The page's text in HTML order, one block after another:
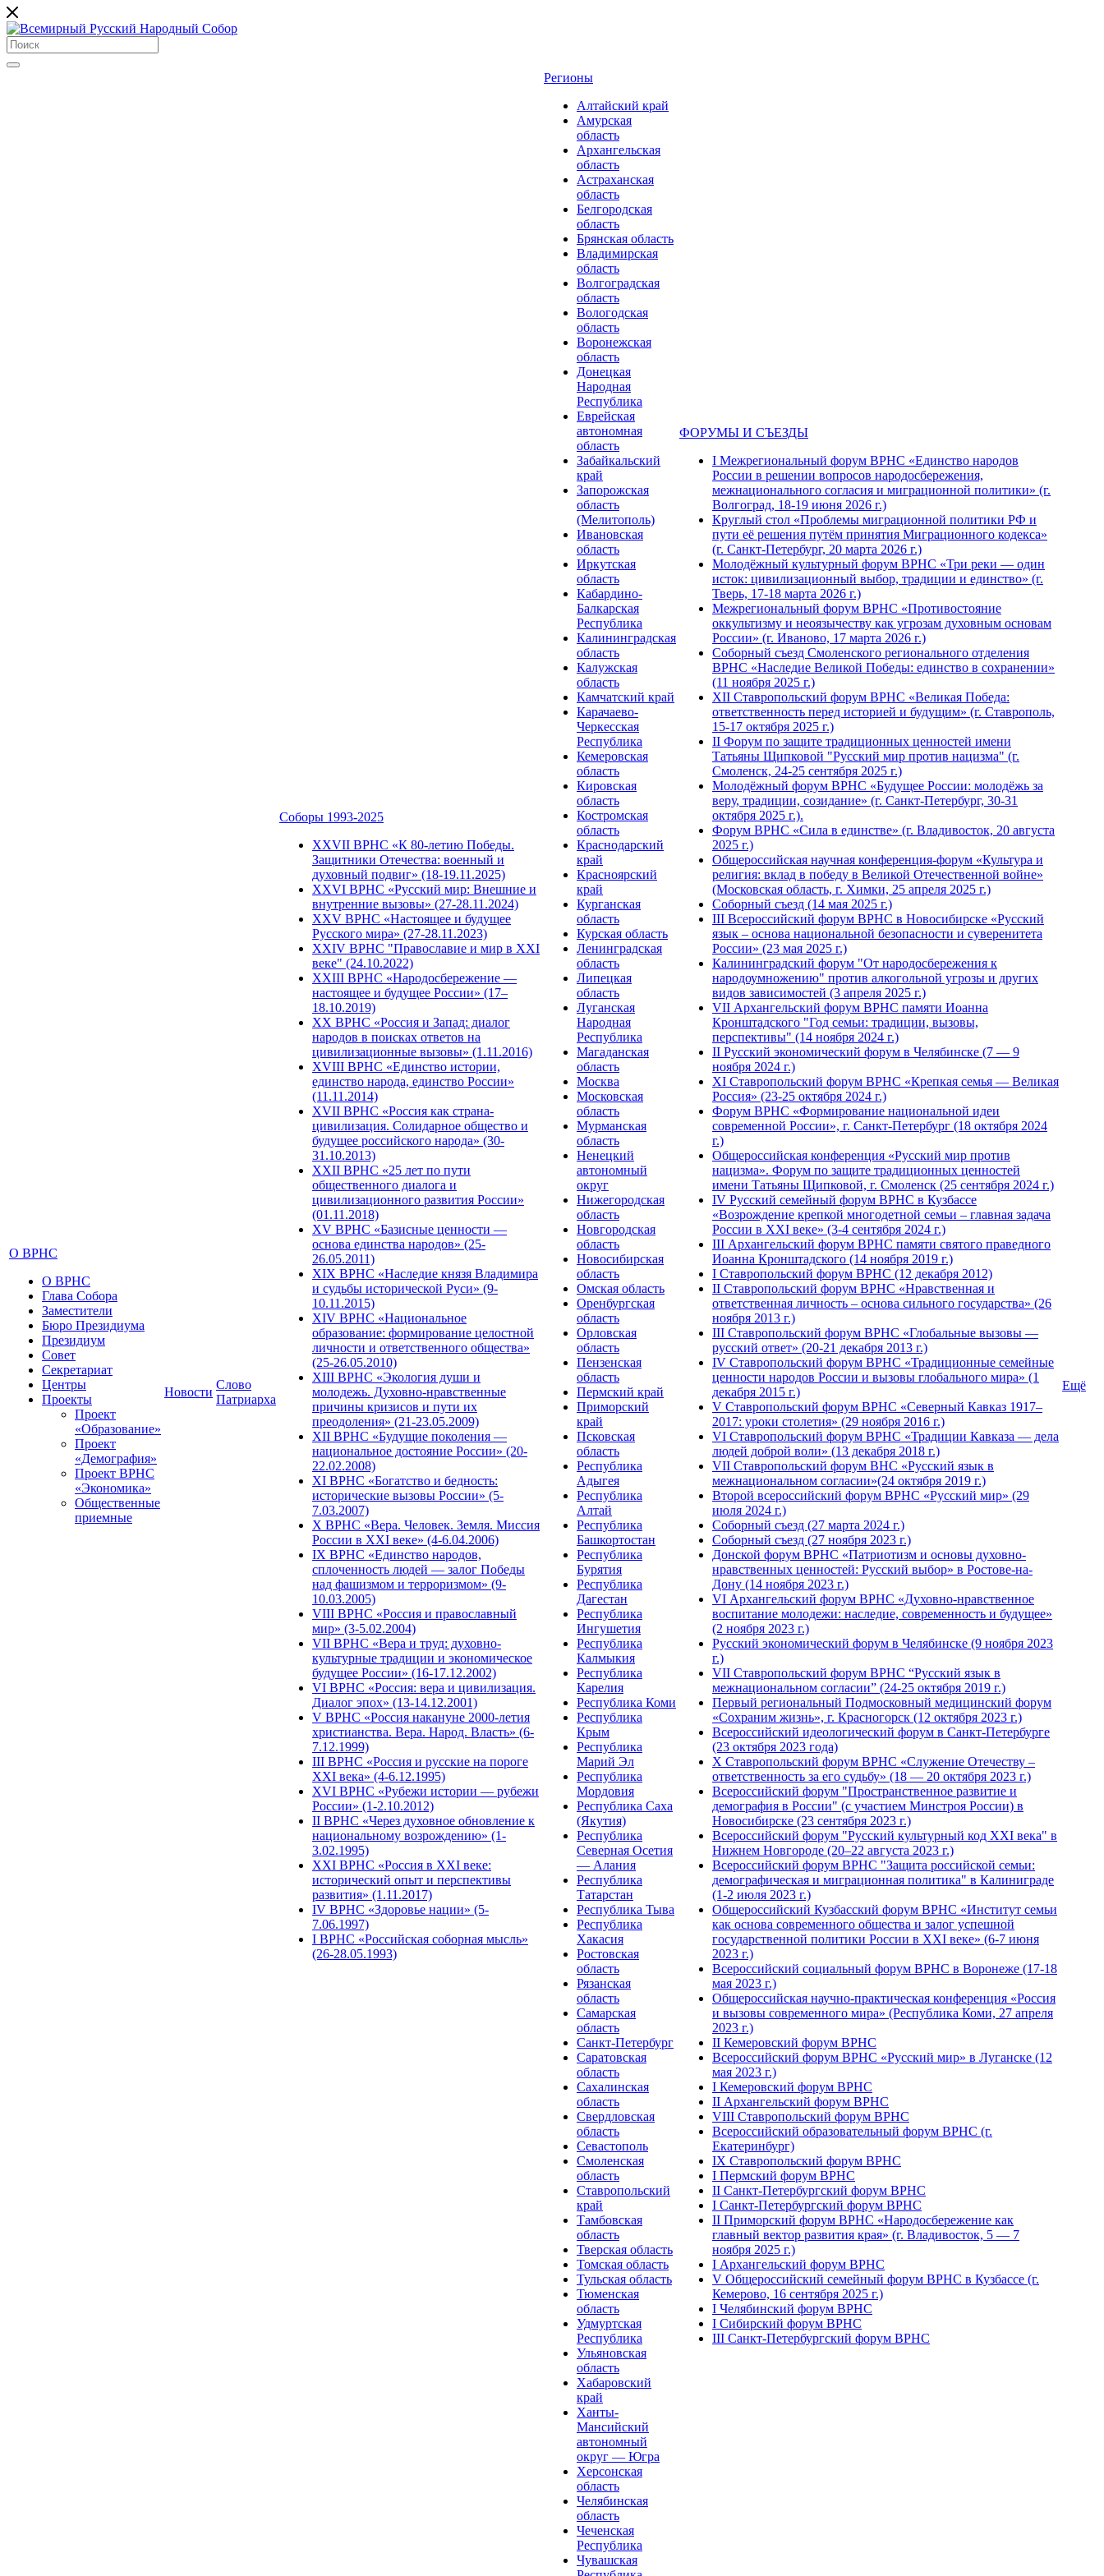
О ВРНС
О ВРНС
Глава Собора
Заместители
Бюро Президиума
Президиум
Совет
Секретариат
Центры
Проекты
Проект
«Образование»
Проект
«Демография»
Проект ВРНС
«Экономика»
Общественные
приемные
Новости
Слово
Патриарха
Соборы 1993-2025
ХХVII ВРНС «К 80-летию Победы.
Защитники Отечества: военный и
духовный подвиг» (18-19.11.2025)
XXVI ВРНС «Русский мир: Внешние и
внутренние вызовы» (27-28.11.2024)
XXV ВРНС «Настоящее и будущее
Русского мира» (27-28.11.2023)
XXIV ВРНС "Православие и мир в XXI
веке" (24.10.2022)
XXIII ВРНС «Народосбережение —
настоящее и будущее России» (17–
18.10.2019)
XX ВРНС «Россия и Запад: диалог
народов в поисках ответов на
цивилизационные вызовы» (1.11.2016)
XVIII ВРНС «Единство истории,
единство народа, единство России»
(11.11.2014)
XVII ВРНС «Россия как страна-
цивилизация. Солидарное общество и
будущее российского народа» (30-
31.10.2013)
XXII ВРНС «25 лет по пути
общественного диалога и
цивилизационного развития России»
(01.11.2018)
XV ВРНС «Базисные ценности —
основа единства народов» (25-
26.05.2011)
XIX ВРНС «Наследие князя Владимира
и судьбы исторической Руси» (9-
10.11.2015)
XIV ВРНС «Национальное
образование: формирование целостной
личности и ответственного общества»
(25-26.05.2010)
XIII ВРНС «Экология души и
молодежь. Духовно-нравственные
причины кризисов и пути их
преодоления» (21-23.05.2009)
XII ВРНС «Будущие поколения —
национальное достояние России» (20-
22.02.2008)
XI ВРНС «Богатство и бедность:
исторические вызовы России» (5-
7.03.2007)
X ВРНС «Вера. Человек. Земля. Миссия
России в XXI веке» (4-6.04.2006)
IX ВРНС «Единство народов,
сплоченность людей — залог Победы
над фашизмом и терроризмом» (9-
10.03.2005)
VIII ВРНС «Россия и православный
мир» (3-5.02.2004)
VII ВРНС «Вера и труд: духовно-
культурные традиции и экономическое
будущее России» (16-17.12.2002)
VI ВРНС «Россия: вера и цивилизация.
Диалог эпох» (13-14.12.2001)
V ВРНС «Россия накануне 2000-летия
христианства. Вера. Народ. Власть» (6-
7.12.1999)
III ВРНС «Россия и русские на пороге
XXI века» (4-6.12.1995)
XVI ВРНС «Рубежи истории — рубежи
России» (1-2.10.2012)
II ВРНС «Через духовное обновление к
национальному возрождению» (1-
3.02.1995)
XХI ВРНС «Россия в XXI веке:
исторический опыт и перспективы
развития» (1.11.2017)
IV ВРНС «Здоровье нации» (5-
7.06.1997)
I ВРНС «Российская соборная мысль»
(26-28.05.1993)
Регионы
Алтайский край
Амурская
область
Архангельская
область
Астраханская
область
Белгородская
область
Брянская область
Владимирская
область
Волгоградская
область
Вологодская
область
Воронежская
область
Донецкая
Народная
Республика
Еврейская
автономная
область
Забайкальский
край
Запорожская
область
(Мелитополь)
Ивановская
область
Иркутская
область
Кабардино-
Балкарская
Республика
Калининградская
область
Калужская
область
Камчатский край
Карачаево-
Черкесская
Республика
Кемеровская
область
Кировская
область
Костромская
область
Краснодарский
край
Красноярский
край
Курганская
область
Курская область
Ленинградская
область
Липецкая
область
Луганская
Народная
Республика
Магаданская
область
Москва
Московская
область
Мурманская
область
Ненецкий
автономный
округ
Нижегородская
область
Новгородская
область
Новосибирская
область
Омская область
Оренбургская
область
Орловская
область
Пензенская
область
Пермский край
Приморский
край
Псковская
область
Республика
Адыгея
Республика
Алтай
Республика
Башкортостан
Республика
Бурятия
Республика
Дагестан
Республика
Ингушетия
Республика
Калмыкия
Республика
Карелия
Республика Коми
Республика
Крым
Республика
Марий Эл
Республика
Мордовия
Республика Саха
(Якутия)
Республика
Северная Осетия
— Алания
Республика
Татарстан
Республика Тыва
Республика
Хакасия
Ростовская
область
Рязанская
область
Самарская
область
Санкт-Петербург
Саратовская
область
Сахалинская
область
Свердловская
область
Севастополь
Смоленская
область
Ставропольский
край
Тамбовская
область
Тверская область
Томская область
Тульская область
Тюменская
область
Удмуртская
Республика
Ульяновская
область
Хабаровский
край
Ханты-
Мансийский
автономный
округ — Югра
Херсонская
область
Челябинская
область
Чеченская
Республика
Чувашская
ФОРУМЫ И СЪЕЗДЫ
I Межрегиональный форум ВРНС «Единство народов
России в решении вопросов народосбережения,
межнационального согласия и миграционной политики» (г.
Волгоград, 18-19 июня 2026 г.)
Круглый стол «Проблемы миграционной политики РФ и
пути её решения путём принятия Миграционного кодекса»
(г. Санкт-Петербург, 20 марта 2026 г.)
Молодёжный культурный форум ВРНС «Три реки — один
исток: цивилизационный выбор, традиции и единство» (г.
Тверь, 17-18 марта 2026 г.)
Межрегиональный форум ВРНС «Противостояние
оккультизму и неоязычеству как угрозам духовным основам
России» (г. Иваново, 17 марта 2026 г.)
Соборный съезд Смоленского регионального отделения
ВРНС «Наследие Великой Победы: единство в сохранении»
(11 ноября 2025 г.)
XII Ставропольский форум ВРНС «Великая Победа:
ответственность перед историей и будущим» (г. Ставрополь,
15-17 октября 2025 г.)
II Форум по защите традиционных ценностей имени
Татьяны Щипковой "Русский мир против нацизма" (г.
Смоленск, 24-25 сентября 2025 г.)
Молодёжный форум ВРНС «Будущее России: молодёжь за
веру, традиции, созидание» (г. Санкт-Петербург, 30-31
октября 2025 г.).
Форум ВРНС «Сила в единстве» (г. Владивосток, 20 августа
2025 г.)
Общероссийская научная конференция-форум «Культура и
религия: вклад в победу в Великой Отечественной войне»
(Московская область, г. Химки, 25 апреля 2025 г.)
Соборный съезд (14 мая 2025 г.)
III Всероссийский форум ВРНС в Новосибирске «Русский
язык – основа национальной безопасности и суверенитета
России» (23 мая 2025 г.)
Калининградский форум "От народосбережения к
народоумножению" против алкогольной угрозы и других
видов зависимостей (3 апреля 2025 г.)
VII Архангельский форум ВРНС памяти Иоанна
Кронштадского "Год семьи: традиции, вызовы,
перспективы" (14 ноября 2024 г.)
II Русский экономический форум в Челябинске (7 — 9
ноября 2024 г.)
ХI Ставропольский форум ВРНС «Крепкая семья — Великая
Россия» (23-25 октября 2024 г.)
Форум ВРНС «Формирование национальной идеи
современной России», г. Санкт-Петербург (18 октября 2024
г.)
Общероссийская конференция «Русский мир против
нацизма». Форум по защите традиционных ценностей
имени Татьяны Щипковой, г. Смоленск (25 сентября 2024 г.)
IV Русский семейный форум ВРНС в Кузбассе
«Возрождение крепкой многодетной семьи – главная задача
России в XXI веке» (3-4 сентября 2024 г.)
III Архангельский форум ВРНС памяти святого праведного
Иоанна Кронштадского (14 ноября 2019 г.)
I Ставропольский форум ВРНС (12 декабря 2012)
II Ставропольский форум ВРНС «Нравственная и
ответственная личность – основа сильного государства» (26
ноября 2013 г.)
III Ставропольский форум ВРНС «Глобальные вызовы —
русский ответ» (20-21 декабря 2013 г.)
IV Ставропольский форум ВРНС «Традиционные семейные
ценности народов России и вызовы глобального мира» (1
декабря 2015 г.)
V Ставропольский форум ВРНС «Северный Кавказ 1917–
2017: уроки столетия» (29 ноября 2016 г.)
VI Ставропольский форум ВРНС «Традиции Кавказа — дела
людей доброй воли» (13 декабря 2018 г.)
VII Ставропольский форум ВHС «Русский язык в
межнациональном согласии»(24 октября 2019 г.)
Второй всероссийский форум ВРНС «Русский мир» (29
июля 2024 г.)
Соборный съезд (27 марта 2024 г.)
Соборный съезд (27 ноября 2023 г.)
Донской форум ВРНС «Патриотизм и основы духовно-
нравственных ценностей: Русский выбор» в Ростове-на-
Дону (14 ноября 2023 г.)
VI Архангельский форум ВРНС «Духовно-нравственное
воспитание молодежи: наследие, современность и будущее»
(2 ноября 2023 г.)
Русский экономический форум в Челябинске (9 ноября 2023
г.)
VII Ставропольский форум ВРНС “Русский язык в
межнациональном согласии” (24-25 октября 2019 г.)
Первый региональный Подмосковный медицинский форум
«Сохраним жизнь», г. Красногорск (12 октября 2023 г.)
Всероссийский идеологический форум в Санкт-Петербурге
(23 октября 2023 года)
X Ставропольский форум ВРНС «Служение Отечеству –
ответственность за его судьбу» (18 — 20 октября 2023 г.)
Всероссийский форум "Пространственное развитие и
демография в России" (с участием Минстроя России) в
Новосибирске (23 сентября 2023 г.)
Всероссийский форум "Русский культурный код XXI века" в
Нижнем Новгороде (20–22 августа 2023 г.)
Всероссийский форум ВРНС "Защита российской семьи:
демографическая и миграционная политика" в Калиниграде
(1-2 июля 2023 г.)
Общероссийский Кузбасский форум ВРНС «Институт семьи
как основа современного общества и залог успешной
государственной политики России в ХХI веке» (6-7 июня
2023 г.)
Всероссийский социальный форум ВРНС в Воронеже (17-18
мая 2023 г.)
Общероссийская научно-практическая конференция «Россия
и вызовы современного мира» (Республика Коми, 27 апреля
2023 г.)
II Кемеровский форум ВРНС
Всероссийский форум ВРНС «Русский мир» в Луганске (12
мая 2023 г.)
I Кемеровский форум ВРНС
II Архангельский форум ВРНС
VIII Ставропольский форум ВРНС
Всероссийский образовательный форум ВРНС (г.
Екатеринбург)
IX Ставропольский форум ВРНС
I Пермский форум ВРНС
II Санкт-Петербургский форум ВРНС
I Санкт-Петербургский форум ВРНС
II Приморский форум ВРНС «Народосбережение как
главный вектор развития края» (г. Владивосток, 5 — 7
ноября 2025 г.)
I Архангельский форум ВРНС
V Общероссийский семейный форум ВРНС в Кузбассе (г.
Кемерово, 16 сентября 2025 г.)
I Челябинский форум ВРНС
I Сибирский форум ВРНС
III Санкт-Петербургский форум ВРНС
Ещё